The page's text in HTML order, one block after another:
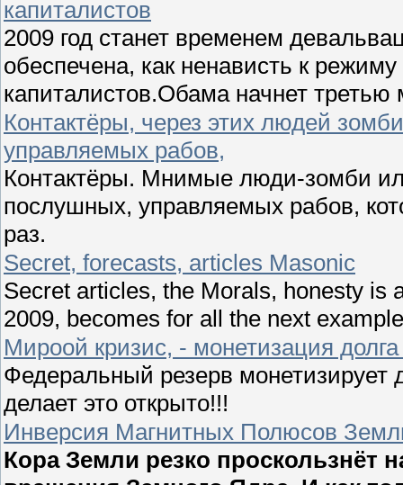
капиталистов
2009 год станет временем
обеспечена, как ненависть к
капиталистов.Обама начнет
Контактёры, через этих людей
управляемых рабов,
Контактёры. Мнимые люди-зомби
послушных, управляемых рабов,
раз.
Secret, forecasts, articles Masonic
Secret articles, the Morals, honesty is
2009, becomes for all the next
Мироой кризис, - монетизация
Федеральный резерв монетизирует
делает это открыто!!!
Инверсия Магнитных Полюсов
Кора Земли резко проскользнёт